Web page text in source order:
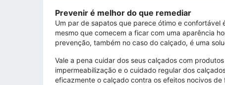
Prevenir é melhor do que remediar
Um par de sapatos que parece ótimo e confortável
mesmo que comecem a ficar com uma aparência
prevenção, também no caso do calçado, é uma
Vale a pena cuidar dos seus calçados com
impermeabilização e o cuidado regular dos
eficazmente o calçado contra os efeitos nocivos